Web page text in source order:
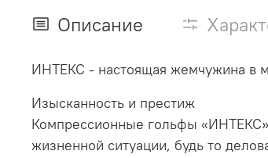
Описание
ИНТЕКС - настоящая жемчужина в
Изысканность и престиж
Компрессионные гольфы
жизненной ситуации, будь то